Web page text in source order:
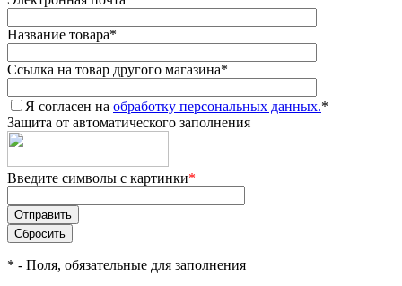
Название товара*
Ссылка на товар другого магазина*
Я согласен на обработку персональных данных.*
Защита от автоматического заполнения
Введите символы с картинки*
* - Поля, обязательные для заполнения